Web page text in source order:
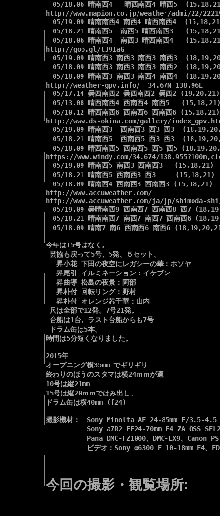
05/18.06 晴南西4   晴西南西4 晴西5
http://www.mapion.co.jp/weather/admi/22/
05/19.09 晴南南西4 南西4 晴西南西4
05/18.21 晴南西5  南西5 晴西南西3
05/18.06 晴南西4  南西3 晴西南西4
http://goo.gl/tJ9IaG
05/19.09 晴南西3 南西3 南西3 南西3
05/18.09 晴南西3 南西3 南西3 南西2
05/18.09 晴南西3 南西3 南西4 南西4
http://weather-gpv.info/  34.67N 138.96E
05/17.14 曇西南西2 曇西南西2 曇西2 (19,20,21)
05/13.08 晴西南西4 西南西4 南西5   (15,18,21)
05/10.12 晴西南西6 西南西6 西南西6 (15,18,21)
http://www.ds-okina.com/gallery/
05/19.09 晴南西3  西南西3 西3 西3
05/18.21 晴南西5  西南西5 西3 西3
05/18.09 晴西南西5 西南西5 西5 西5
https://www.windy.com/34.674/
05/19.09 晴南西5 南西3 西南西3   (15,18,21)
05/18.21 晴南西5 西南西3 西3     (15,18,21)
05/18.09 晴南西4 西南西3 西南西3 (15,18,21)
http://www.accuweather.com/
http://www.accuweather.com/ja/jp/shimoda-
05/19.09 曇晴南西9 西南西7 西南西8 西7
05/18.21 晴南南西7 南西7 南西7 西南西6
05/18.09 晴南7 南6 西南西6 南西6
今年は15号はなく。
芸協も戻って5号、5発、５セット。
昇小花 下田の夜空にレガシーの華：ホソヤ
昇尾引 イルミネーション：イケブン
昇曲導 松島の夜景：阿部
昇朴付 回転リング：野村
昇朴付 オレンジ芯千華：山内
尺は全部で12発。7号21発。
台船は1台。ラスト台船からも7号
ドラム缶は5本。
時間は5分短くなりました。
2015年
オープニング横35mm でギリギリ
終わりのほうのスタマは横24ｍｍが適
10号は縦21mm
15号は縦20ｍｍではみ出し、
ドラム缶は横40mm (f24)
撮影機材：　Sony Minolta AF 24-85mm F/3.5-4.5
Sony a7R2 FE24-70mm F4 ZA OSS
Pana DMC-FZ1000、DMC-LX9、Canon PS
ビデオ：Sony α6300 E 10-18mm F4、
今回の撮影・観覧場所: